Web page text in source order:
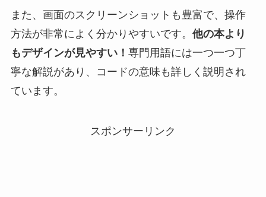
また、画面のスクリーンショットも豊富で、操作
方法が非常によく分かりやすいです。 他の本より
もデザインが見やすい！ 専門用語には一つ一つ丁
寧な解説があり、コードの意味も詳しく説明され
ています。
スポンサーリンク